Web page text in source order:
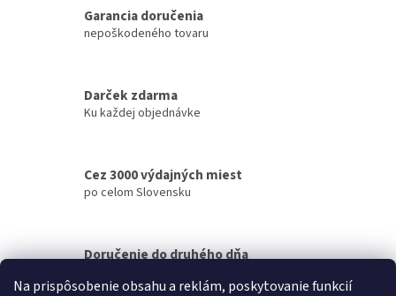
Na prispôsobenie obsahu a reklám, poskytovanie funkcií
Garancia doručenia
nepoškodeného tovaru
Darček zdarma
Ku každej objednávke
Cez 3000 výdajných miest
po celom Slovensku
Doručenie do druhého dňa